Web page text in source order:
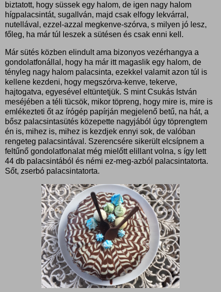
biztatott, hogy süssek egy halom, de igen nagy halom
hígpalacsintát, sugallván, majd csak elfogy lekvárral,
nutellával, ezzel-azzal megkenve-szórva, s milyen jó lesz,
főleg, ha már túl leszek a sütésen és csak enni kell.
Már sütés közben elindult ama bizonyos vezérhangya a
gondolatfonállal, hogy ha már itt magaslik egy halom, de
tényleg nagy halom palacsinta, ezekkel valamit azon túl is
kellene kezdeni, hogy megszórva-kenve, tekerve,
hajtogatva, egyesével eltüntetjük. S mint Csukás István
meséjében a téli tücsök, mikor töpreng, hogy mire is, mire is
emlékezteti őt az írógép papírján megjelenő betű, na hát, a
bősz palacsintasütés közepette nagyjából úgy töprengtem
én is, mihez is, mihez is kezdjek ennyi sok, de valóban
rengeteg palacsintával. Szerencsére sikerült elcsípnem a
feltűnő gondolatfonalat még mielőtt elillant volna, s így lett
44 db palacsintából és némi ez-meg-azból palacsintatorta.
Sőt, zserbó palacsintatorta.